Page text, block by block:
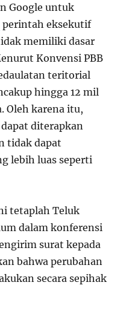
Google untuk
perintah eksekutif
memiliki dasar
Konvensi PBB
teritorial
hingga 12 mil
Oleh karena itu,
diterapkan
tidak dapat
lebih luas seperti
tetaplah Teluk
dalam konferensi
surat kepada
bahwa perubahan
secara sepihak